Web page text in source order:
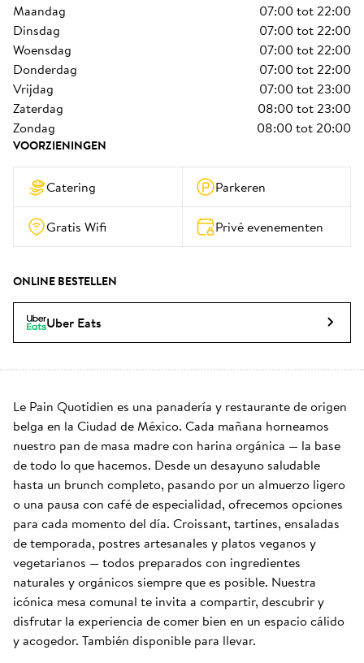
maandag 07:00tot22:00
dinsdag
07:00tot22:00
woensdag
07:00tot22:00
donderdag
07:00tot22:00
vrijdag
07:00tot23:00
zaterdag
08:00tot23:00
zondag
08:00tot20:00
VOORZIENINGEN
Catering Parkeren
Gratis Wifi Privé evenementen
ONLINE BESTELLEN
Uber Eats
Le Pain Quotidien es una panadería y restaurante de origen
belga en la Ciudad de México. Cada mañana horneamos
nuestro pan de masa madre con harina orgánica — la base
de todo lo que hacemos. Desde un desayuno saludable
hasta un brunch completo, pasando por un almuerzo ligero
o una pausa con café de especialidad, ofrecemos opciones
para cada momento del día. Croissant, tartines, ensaladas
de temporada, postres artesanales y platos veganos y
vegetarianos — todos preparados con ingredientes
naturales y orgánicos siempre que es posible. Nuestra
icónica mesa comunal te invita a compartir, descubrir y
disfrutar la experiencia de comer bien en un espacio cálido
y acogedor. También disponible para llevar.